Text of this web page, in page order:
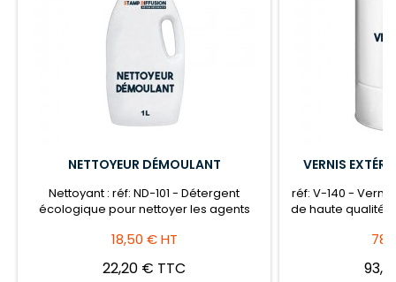
NETTOYEUR DÉMOULANT
Nettoyant : réf: ND-101 - Détergent
écologique pour nettoyer les agents
ainsi créer une excellente préparation du
18,50 € HT
22,20 € TTC
VERNIS
réf: V-140 -
de haute qualité,
béton
sèche, sans